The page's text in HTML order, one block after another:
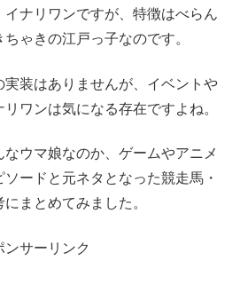
ナリワンですが、特徴はべらん
ゃきの江戸っ子なのです。
装はありませんが、イベントや
ワンは気になる存在ですよね。
ウマ娘なのか、ゲームやアニメ
ードと元ネタとなった競走馬・
まとめてみました。
ンサーリンク